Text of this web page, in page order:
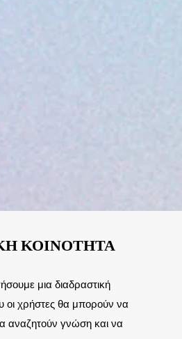
ΚΟΙΝΟΤΗΤΑ
μια διαδραστική
χρήστες θα μπορούν να
αναζητούν γνώση και να